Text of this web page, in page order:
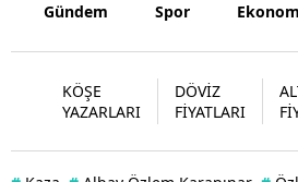
Gündem Spor
KÖŞE
YAZARLARI
DÖVİZ
FİYATLARI